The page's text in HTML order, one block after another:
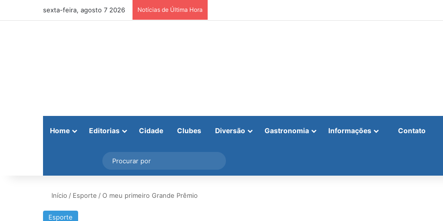
sexta-feira, agosto 7 2026 Notícias de Última Hora
Home Editorias Cidade Clubes Diversão Gastronomia Informações Contato
Instagram
Barra Lateral
por
Início / Esporte /O meu primeiro Grande Prêmio
Esporte